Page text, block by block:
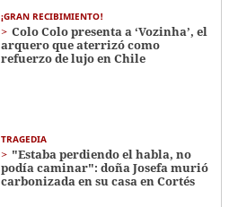
¡GRAN RECIBIMIENTO!
Colo Colo presenta a ‘Vozinha’, el
arquero que aterrizó como
refuerzo de lujo en Chile
TRAGEDIA
"Estaba perdiendo el habla, no
podía caminar": doña Josefa murió
carbonizada en su casa en Cortés